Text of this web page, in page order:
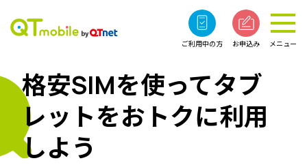
ご利用中の方 お申込み メニュー
格安SIMを使ってタブ
レットをおトクに利用
しよう